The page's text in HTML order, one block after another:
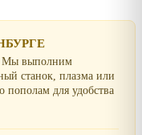
Мы выполним
станок, плазма или
для удобства